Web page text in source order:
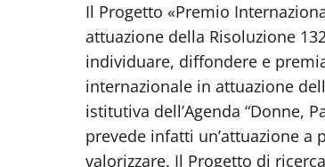
Il Progetto «Premio
attuazione della Risoluzione
individuare, diffondere e
internazionale in attuazione
istitutiva dell’Agenda “Donne,
prevede infatti un’attuazione
valorizzare. Il Progetto di